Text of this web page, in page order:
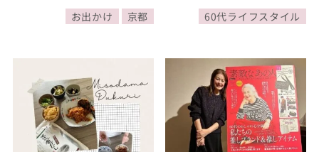
お出かけ 京都 60代ライフスタイル